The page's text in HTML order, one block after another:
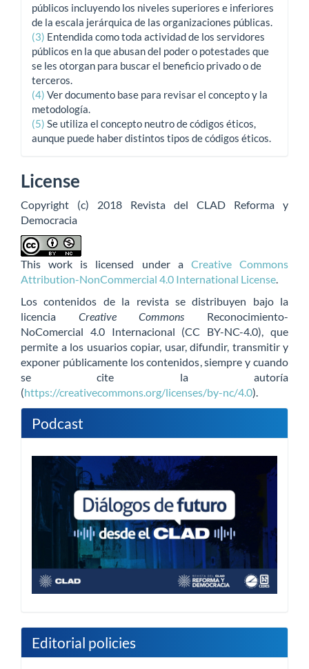
públicos incluyendo los niveles superiores e inferiores
de la escala jerárquica de las organizaciones públicas.
(3) Entendida como toda actividad de los servidores
públicos en la que abusan del poder o potestades que
se les otorgan para buscar el beneficio privado o de
terceros.
(4) Ver documento base para revisar el concepto y la
metodología.
(5) Se utiliza el concepto neutro de códigos éticos,
aunque puede haber distintos tipos de códigos éticos.
License
Copyright (c) 2018 Revista del CLAD Reforma y
Democracia
This work is licensed under a Creative Commons
Attribution-NonCommercial 4.0 International License
Los contenidos de la revista se distribuyen bajo la
licencia Creative Commons Reconocimiento-
NoComercial 4.0 Internacional (CC BY-NC-4.0), que
permite a los usuarios copiar, usar, difundir, transmitir y
exponer públicamente los contenidos, siempre y cuando
se cite la autoría
(https://creativecommons.org/licenses/by-nc/4.0).
Podcast
Editorial policies